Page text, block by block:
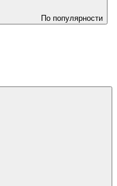
По популярности